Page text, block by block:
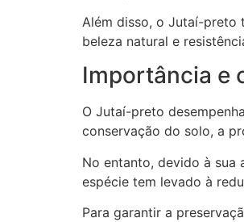
Além disso, o Jutaí-preto
beleza natural e
Importância e
O Jutaí-preto
conservação do solo, a
No entanto, devido à sua
espécie tem levado à
Para garantir a